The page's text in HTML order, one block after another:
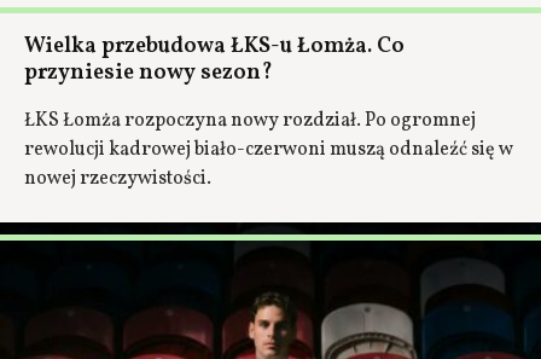
Wielka przebudowa ŁKS-u Łomża. Co
przyniesie nowy sezon?
ŁKS Łomża rozpoczyna nowy rozdział. Po ogromnej
rewolucji kadrowej biało-czerwoni muszą odnaleźć się w
nowej rzeczywistości.